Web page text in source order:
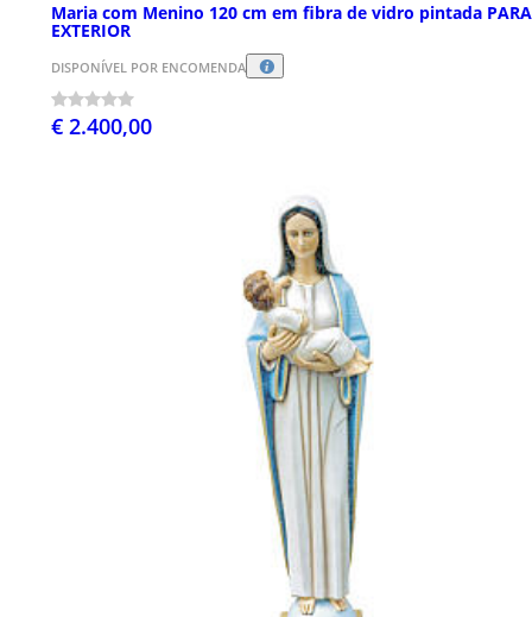
Maria com Menino 120 cm em fibra de vidro pintada PARA
EXTERIOR
DISPONÍVEL POR ENCOMENDA
€ 2.400,00